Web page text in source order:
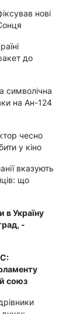
нові
до
символічна
на Ан-124
чесно
у кіно
вказують
що
в Україну
-
союз